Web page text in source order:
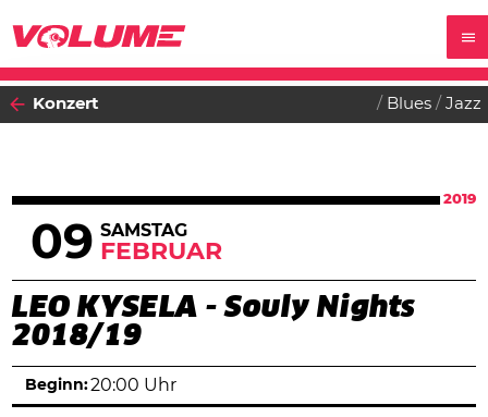
Konzert Blues Jazz
2019
09 SAMSTAG
FEBRUAR
LEO KYSELA - Souly Nights
2018/19
Beginn:20:00 Uhr